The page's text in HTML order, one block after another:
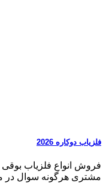
فلزیاب دوکاره 2026
فروش انواع فلزیاب
مشتری هرگونه سوال در